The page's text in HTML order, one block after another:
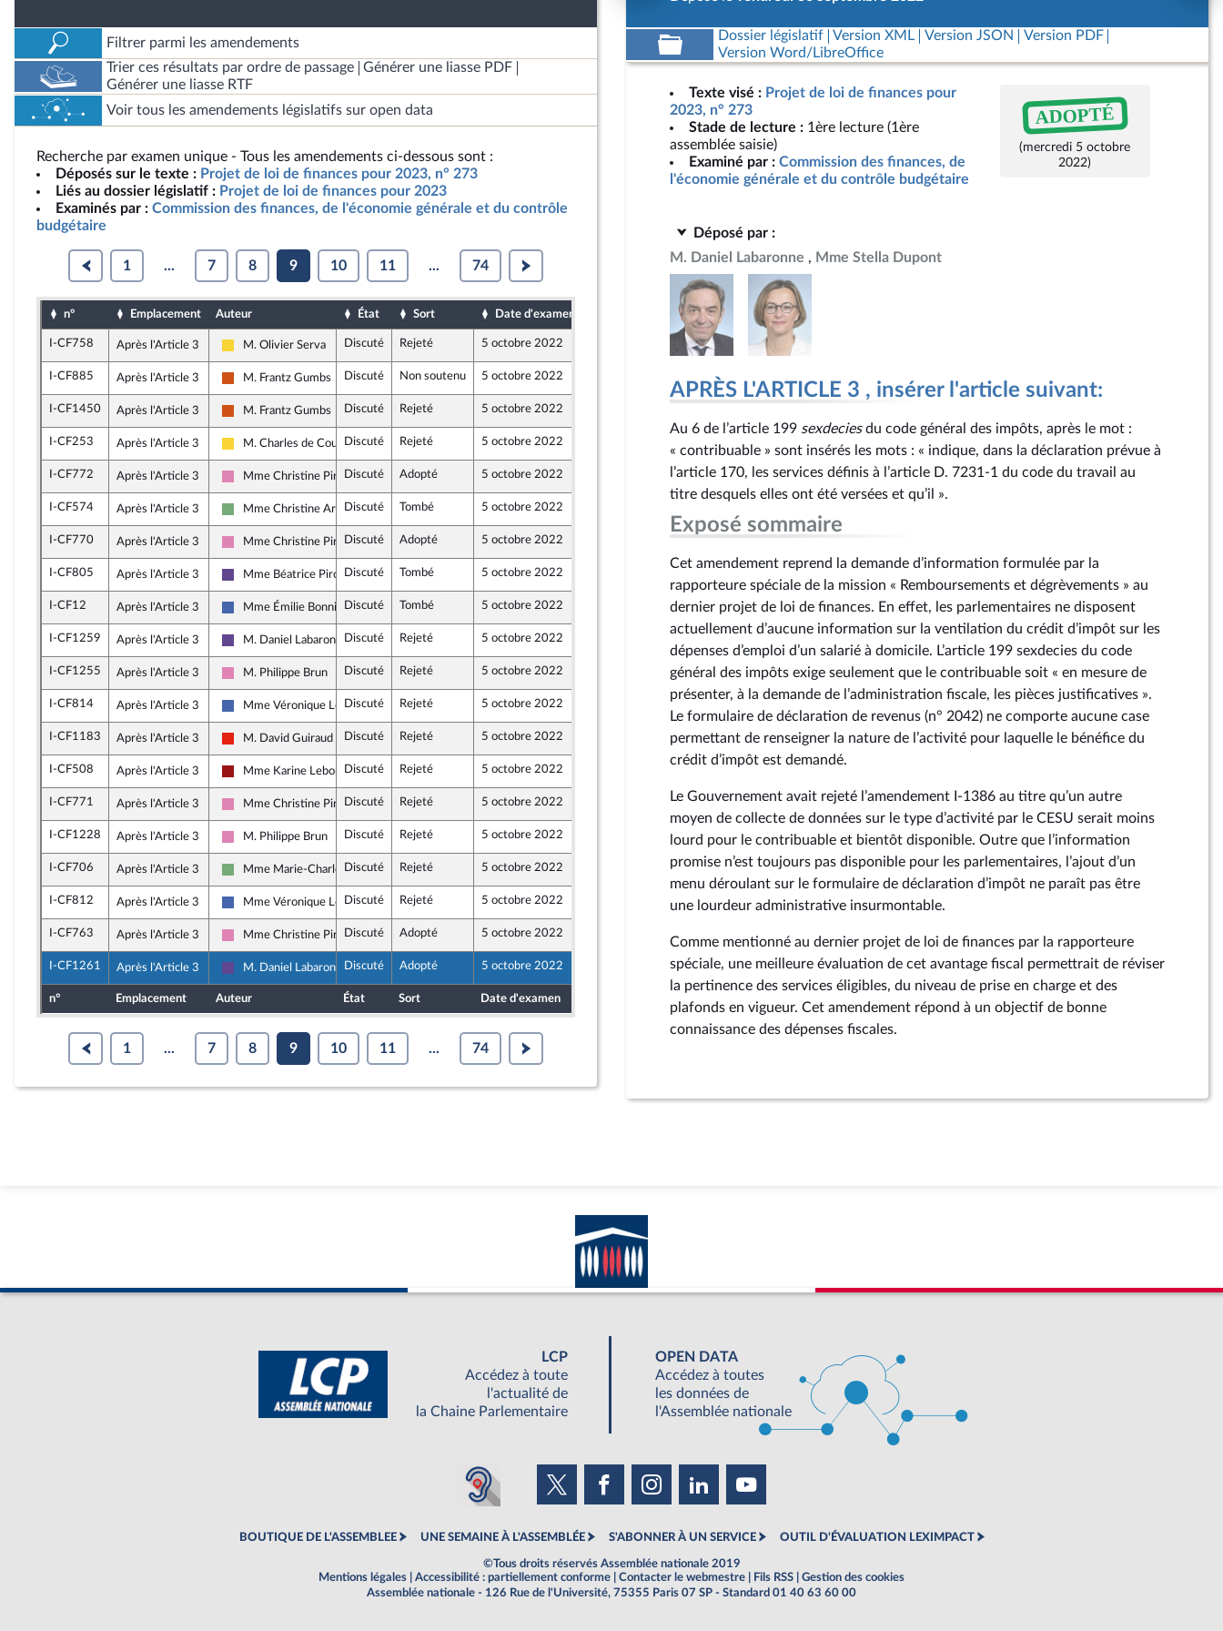
Filtrer parmi les amendements
Trier ces résultats par ordre de passage
Générer une liasse PDF
Générer une liasse RTF
Voir tous les amendements législatifs sur open data
Recherche par examen unique - Tous les amendements ci-dessous sont :
Déposés sur le texte : Projet de loi de finances pour 2023, n° 273
Liés au dossier législatif : Projet de loi de finances pour 2023
Examinés par : Commission des finances, de l'économie générale et du contrôle
budgétaire
1 ... 7 8 9 10 11 ... 74
n° Emplacement Auteur État Sort Date d'examen Date de dépôt
I-CF758 Après l'Article 3
Libertés, Indépendants, Outre-mer et Territoires
M. Olivier Serva Discuté Rejeté 5 octobre 2022 30 septembre 2022
I-CF885 Après l'Article 3
Démocrate (MoDem et Indépendants)
M. Frantz Gumbs Discuté Non soutenu 5 octobre 2022
I-CF1450 Après l'Article 3
Démocrate (MoDem et Indépendants)
M. Frantz Gumbs Discuté Rejeté 5 octobre 2022
I-CF253 Après l'Article 3
Libertés, Indépendants, Outre-mer et Territoires
M. Charles de CoursonDiscuté Rejeté 5 octobre 2022
I-CF772 Après l'Article 3
Socialistes et apparentés (membre de l’intergroupe NUPES)
Mme Christine Pirès Beaune
Discuté Adopté 5 octobre 2022 30 septembre 2022
I-CF574 Après l'Article 3
Écologiste - NUPES
Mme Christine ArrighiDiscuté Tombé 5 octobre 2022
I-CF770 Après l'Article 3
Socialistes et apparentés (membre de l’intergroupe NUPES)
Mme Christine Pirès Beaune
Discuté Adopté 5 octobre 2022 30 septembre 2022
I-CF805 Après l'Article 3
Renaissance
Mme Béatrice PironDiscuté Tombé 5 octobre 2022
I-CF12 Après l'Article 3
Les Républicains
Mme Émilie BonnivardDiscuté Tombé 5 octobre 2022 27 septembre 2022
I-CF1259 Après l'Article 3
Renaissance
M. Daniel LabaronneDiscuté Rejeté 5 octobre 2022
I-CF1255 Après l'Article 3
Socialistes et apparentés (membre de l’intergroupe NUPES)
M. Philippe Brun Discuté Rejeté 5 octobre 2022 30 septembre 2022
I-CF814 Après l'Article 3
Les Républicains
Mme Véronique Louwagie
Discuté Rejeté 5 octobre 2022 30 septembre 2022
I-CF1183 Après l'Article 3
La France insoumise - Nouvelle Union Populaire écologique et sociale
M. David Guiraud Discuté Rejeté 5 octobre 2022 30 septembre 2022
I-CF508 Après l'Article 3
Gauche démocrate et républicaine - NUPES
Mme Karine Lebon Discuté Rejeté 5 octobre 2022
I-CF771 Après l'Article 3
Socialistes et apparentés (membre de l’intergroupe NUPES)
Mme Christine Pirès Beaune
Discuté Rejeté 5 octobre 2022 30 septembre 2022
I-CF1228 Après l'Article 3
Socialistes et apparentés (membre de l’intergroupe NUPES)
M. Philippe Brun Discuté Rejeté 5 octobre 2022 30 septembre 2022
I-CF706 Après l'Article 3
Écologiste - NUPES
Mme Marie-Charlotte Garin
Discuté Rejeté 5 octobre 2022 30 septembre 2022
I-CF812 Après l'Article 3
Les Républicains
Mme Véronique Louwagie
Discuté Rejeté 5 octobre 2022 30 septembre 2022
I-CF763 Après l'Article 3
Socialistes et apparentés (membre de l’intergroupe NUPES)
Mme Christine Pirès Beaune
Discuté Adopté 5 octobre 2022
I-CF1261 Après l'Article 3
Renaissance
M. Daniel LabaronneDiscuté Adopté 5 octobre 2022 30 septembre 2022
n° Emplacement Auteur État Sort Date d'examen
1 ... 7 8 9 10 11 ... 74
Dossier législatif Version XML Version JSON
Version PDF
Version Word/LibreOffice
Texte visé : Projet de loi de finances pour
2023, n° 273
Stade de lecture : 1ère lecture (1ère
assemblée saisie)
Examiné par : Commission des finances, de
l'économie générale et du contrôle budgétaire
ADOPTÉ
(mercredi 5 octobre
2022)
Déposé par :
M. Daniel Labaronne
Mme Stella Dupont
APRÈS L'ARTICLE 3 , insérer l'article suivant:
Au 6 de l’article 199 sexdeciesdu code général des impôts, après le mot :
« contribuable » sont insérés les mots : « indique, dans la déclaration prévue à
l’article 170, les services définis à l’article D. 7231‑1 du code du travail au
titre desquels elles ont été versées et qu’il ».
Exposé sommaire
Cet amendement reprend la demande d’information formulée par la
rapporteure spéciale de la mission « Remboursements et dégrèvements » au
dernier projet de loi de finances. En effet, les parlementaires ne disposent
actuellement d’aucune information sur la ventilation du crédit d’impôt sur les
dépenses d’emploi d’un salarié à domicile. L’article 199 sexdecies du code
général des impôts exige seulement que le contribuable soit « en mesure de
présenter, à la demande de l’administration fiscale, les pièces justificatives ».
Le formulaire de déclaration de revenus (n° 2042) ne comporte aucune case
permettant de renseigner la nature de l’activité pour laquelle le bénéfice du
crédit d’impôt est demandé.
Le Gouvernement avait rejeté l’amendement I-1386 au titre qu’un autre
moyen de collecte de données sur le type d’activité par le CESU serait moins
lourd pour le contribuable et bientôt disponible. Outre que l’information
promise n’est toujours pas disponible pour les parlementaires, l’ajout d’un
menu déroulant sur le formulaire de déclaration d’impôt ne paraît pas être
une lourdeur administrative insurmontable.
Comme mentionné au dernier projet de loi de finances par la rapporteure
spéciale, une meilleure évaluation de cet avantage fiscal permettrait de réviser
la pertinence des services éligibles, du niveau de prise en charge et des
plafonds en vigueur. Cet amendement répond à un objectif de bonne
connaissance des dépenses fiscales.
LCP
Accédez à toute
l'actualité de
la Chaine Parlementaire
OPEN DATA
Accédez à toutes
les données de
l'Assemblée nationale
BOUTIQUE DE L'ASSEMBLEE UNE SEMAINE À L'ASSEMBLÉE S'ABONNER À UN SERVICE OUTIL D'ÉVALUATION LEXIMPACT
©Tous droits réservés Assemblée nationale 2019
Mentions légales
Accessibilité : partiellement conforme Contacter le webmestre Fils RSS
Gestion des cookies
Assemblée nationale - 126 Rue de l'Université, 75355 Paris 07 SP - Standard 01 40 63 60 00